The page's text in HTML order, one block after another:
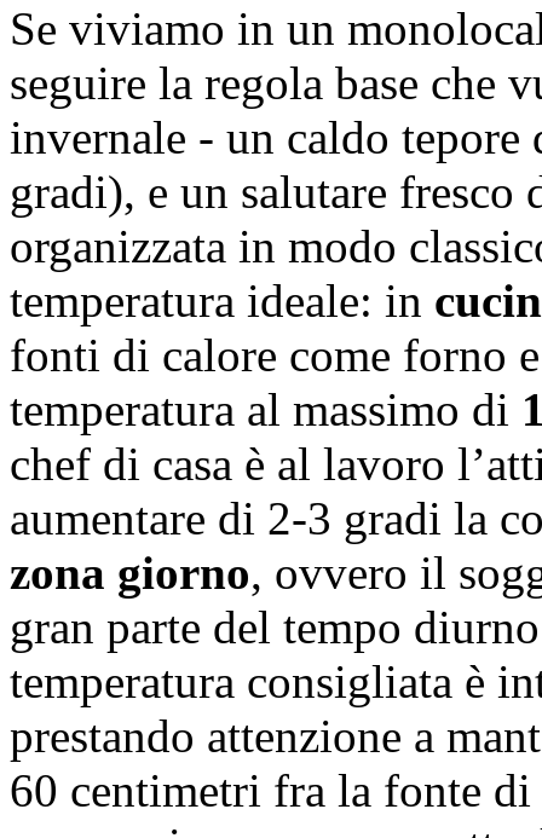
Se viviamo in un
seguire la regola base che
invernale - un caldo
gradi), e un salutare fresco
organizzata in modo
temperatura ideale: in
fonti di calore come forno
temperatura al massimo di
chef di casa è al lavoro
aumentare di 2-3 gradi la
zona giorno, ovvero il
gran parte del tempo
temperatura consigliata è
prestando attenzione a
60 centimetri fra la fonte